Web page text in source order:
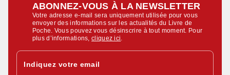
ABONNEZ-VOUS À LA NEWSLETTER
Votre adresse e-mail sera uniquement utilisée pour vous
envoyer des informations sur les actualités du Livre de
Poche. Vous pouvez vous désinscrire à tout moment. Pour
plus d’informations,cliquez ici
Indiquez votre email